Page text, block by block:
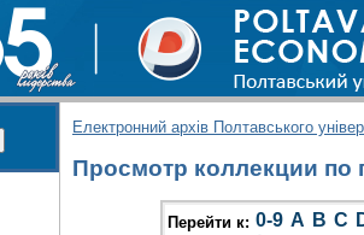
Електронний архів Полтавського
Просмотр коллекции по
Перейти к: 0-9 A B C